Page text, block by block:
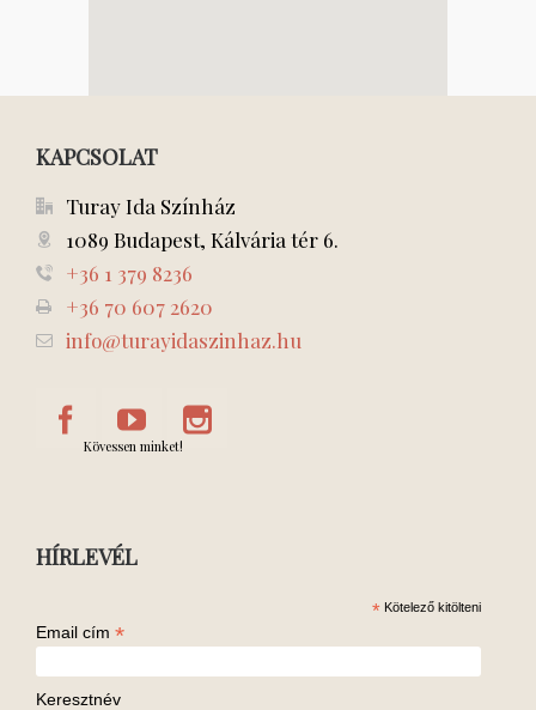
KAPCSOLAT
Turay Ida Színház
1089 Budapest, Kálvária tér 6.
+36 1 379 8236
+36 70 607 2620
info@turayidaszinhaz.hu
Kövessen minket!
HÍRLEVÉL
* Kötelező kitölteni
Email cím *
Keresztnév